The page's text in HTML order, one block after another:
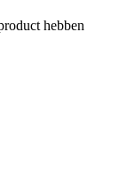
hebben